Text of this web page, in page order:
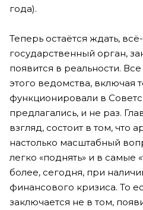
года).
Теперь остаётся ждать,
государственный орган,
появится в реальности.
этого ведомства, включая
функционировали в
предлагались, и не раз.
взгляд, состоит в том, что
настолько масштабный
легко «поднять» и в самые
более, сегодня, при
финансового кризиса. То
заключается не в том,